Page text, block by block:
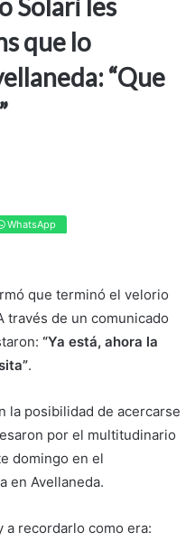
que lo
“Que
WhatsApp
que terminó el velorio
través de un comunicado
“Ya está, ahora la
.
la posibilidad de acercarse
por el multitudinario
domingo en el
en Avellaneda.
a recordarlo como era: